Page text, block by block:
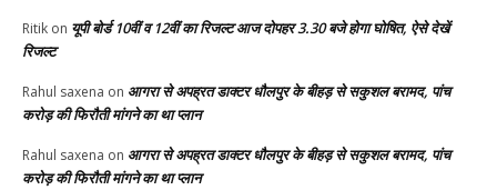
Ritik on यूपी बोर्ड 10वीं व 12वीं का रिजल्ट आज दोपहर 3.30 बजे होगा घोषित, ऐसे देखें
रिजल्ट
Rahul saxena on आगरा से अपह्रत डाक्टर धौलपुर के बीहड़ से सकुशल बरामद, पांच
करोड़ की फिरौती मांगने का था प्लान
Rahul saxena on आगरा से अपह्रत डाक्टर धौलपुर के बीहड़ से सकुशल बरामद, पांच
करोड़ की फिरौती मांगने का था प्लान